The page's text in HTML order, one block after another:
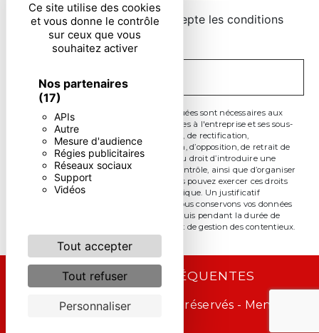
Ce site utilise des cookies
et vous donne le contrôle
sur ceux que vous
souhaitez activer
Nos partenaires
(17)
APIs
Autre
Mesure d'audience
Régies publicitaires
Réseaux sociaux
Support
Vidéos
Tout accepter
Tout refuser
Personnaliser
En cochant cette case, j'accepte les conditions
particulières ci-dessous **
** Les données personnelles communiquées sont nécessaires aux
fins de vous contacter. Elles sont destinées à l'entreprise et ses sous-
traitants. Vous disposez de droits d’accès, de rectification,
d’effacement, de portabilité, de limitation, d’opposition, de retrait de
votre consentement à tout moment et du droit d’introduire une
réclamation auprès d’une autorité de contrôle, ainsi que d’organiser
le sort de vos données post-mortem. Vous pouvez exercer ces droits
par voie postale ou par courrier électronique. Un justificatif
d'identité pourra vous être demandé. Nous conservons vos données
pendant la période de prise de contact puis pendant la durée de
prescription légale aux fins probatoire et de gestion des contentieux.
RECHERCHES FRÉQUENTES
Vistalid- 2026 - Tous droits réservés - Mentions